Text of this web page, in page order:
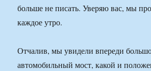
больше не писать. Уверяю вас, мы
каждое утро.
Отчалив, мы увидели впереди
автомобильный мост, какой и